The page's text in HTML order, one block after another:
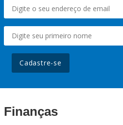
Cadastre-se
Finanças